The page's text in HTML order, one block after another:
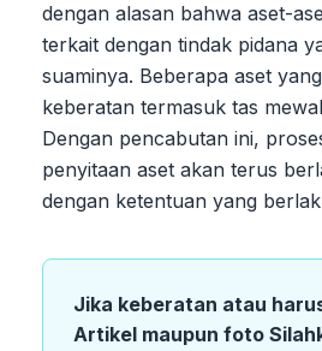
dengan alasan bahwa aset-
terkait dengan tindak pidana
suaminya. Beberapa aset
keberatan termasuk tas
Dengan pencabutan ini,
penyitaan aset akan terus
dengan ketentuan yang
Jika keberatan atau
Artikel maupun foto